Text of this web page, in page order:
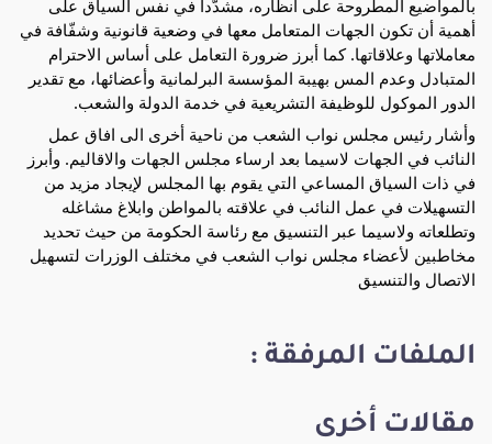
بالمواضيع المطروحة على أنظاره، مشدّدا في نفس السياق على
أهمية أن تكون الجهات المتعامل معها في وضعية قانونية وشفّافة في
معاملاتها وعلاقاتها. كما أبرز ضرورة التعامل على أساس الاحترام
المتبادل وعدم المس بهيبة المؤسسة البرلمانية وأعضائها، مع تقدير
الدور الموكول للوظيفة التشريعية في خدمة الدولة والشعب.
وأشار رئيس مجلس نواب الشعب من ناحية أخرى الى افاق عمل
النائب في الجهات لاسيما بعد ارساء مجلس الجهات والاقاليم. وأبرز
في ذات السياق المساعي التي يقوم بها المجلس لإيجاد مزيد من
التسهيلات في عمل النائب في علاقته بالمواطن وابلاغ مشاغله
وتطلعاته ولاسيما عبر التنسيق مع رئاسة الحكومة من حيث تحديد
مخاطبين لأعضاء مجلس نواب الشعب في مختلف الوزرات لتسهيل
الاتصال والتنسيق
الملفات المرفقة :
مقالات أخرى